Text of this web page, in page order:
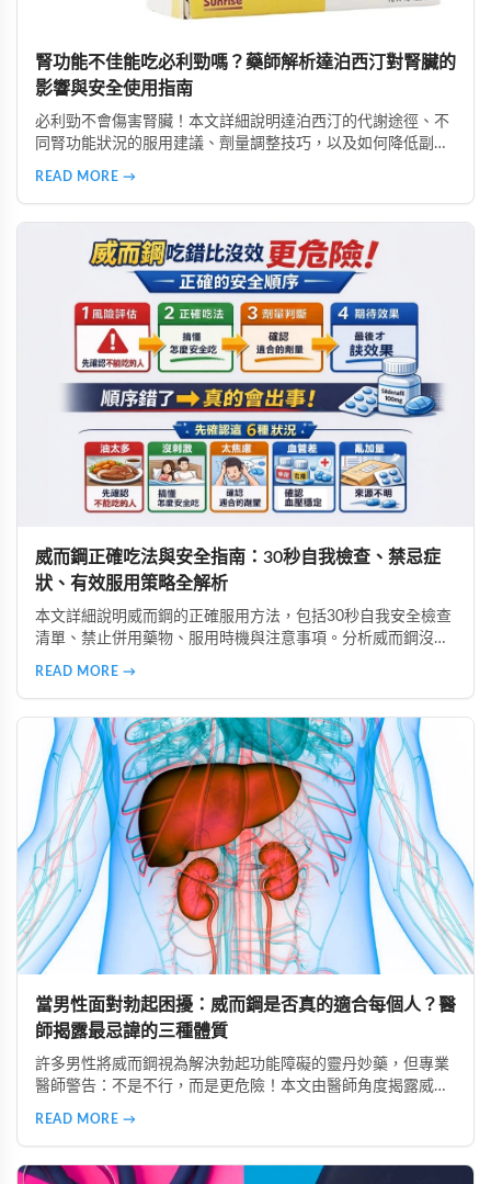
腎功能不佳能吃必利勁嗎？藥師解析達泊西汀對腎臟的
影響與安全使用指南
必利勁不會傷害腎臟！本文詳細說明達泊西汀的代謝途徑、不
同腎功能狀況的服用建議、劑量調整技巧，以及如何降低副作
READ MORE →
威而鋼正確吃法與安全指南：30秒自我檢查、禁忌症
狀、有效服用策略全解析
本文詳細說明威而鋼的正確服用方法，包括30秒自我安全檢查
清單、禁止併用藥物、服用時機與注意事項。分析威而鋼沒效
READ MORE →
當男性面對勃起困擾：威而鋼是否真的適合每個人？醫
師揭露最忌諱的三種體質
許多男性將威而鋼視為解決勃起功能障礙的靈丹妙藥，但專業
醫師警告：不是不行，而是更危險！本文由醫師角度揭露威而
造成健康危害。
READ MORE →